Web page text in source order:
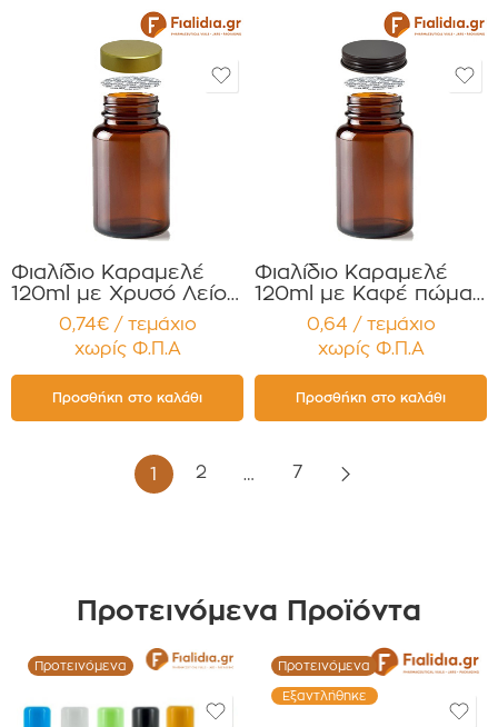
Φιαλίδιο Καραμελέ
120ml με Χρυσό Λείο
πώμα για Χάπια ,
Βιταμίνες
Συμπληρώματα
Διατροφής
Συσκευασία 12
τεμαχίων
0,74€ / τεμάχιο
χωρίς Φ.Π.Α
Προσθήκη στο καλάθι
Φιαλίδιο Καραμελέ
120ml με Καφέ πώμα
για Χάπια , Βιταμίνες
Συμπληρώματα
Διατροφής
Συσκευασία 12
τεμαχίων
0,64 / τεμάχιο
χωρίς Φ.Π.Α
Προσθήκη στο καλάθι
1 2 … 7
Προτεινόμενα Προϊόντα
Προτεινόμενα Προτεινόμενα
Εξαντλήθηκε